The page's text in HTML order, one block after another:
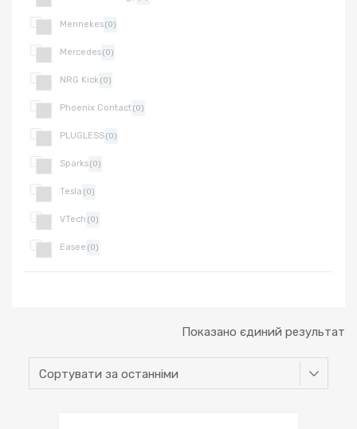
Mennekes(0)
Mercedes(0)
NRG Kick(0)
Phoenix Contact(0)
PLUGLESS(0)
Sparks(0)
Tesla (0)
VTech (0)
Easee (0)
Показано єдиний результат